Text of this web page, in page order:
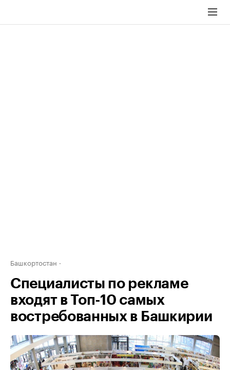
Башкортостан
Специалисты по рекламе
входят в Топ-10 самых
востребованных в Башкирии